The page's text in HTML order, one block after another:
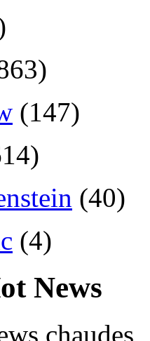
(147)
(40)
(4)
News
chaudes